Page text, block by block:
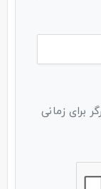
برای زمانی